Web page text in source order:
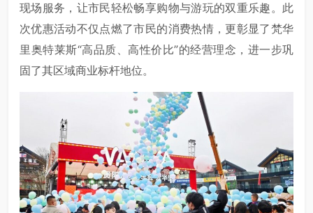
现场服务，让市民轻松畅享购物与游玩的双重乐趣。此
次优惠活动不仅点燃了市民的消费热情，更彰显了梵华
里奥特莱斯“高品质、高性价比”的经营理念，进一步巩
固了其区域商业标杆地位。